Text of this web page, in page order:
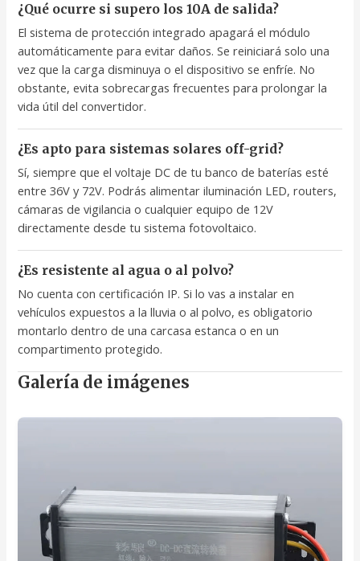
¿Qué ocurre si supero los 10A de salida?
El sistema de protección integrado apagará el módulo
automáticamente para evitar daños. Se reiniciará solo una
vez que la carga disminuya o el dispositivo se enfríe. No
obstante, evita sobrecargas frecuentes para prolongar la
vida útil del convertidor.
¿Es apto para sistemas solares off-grid?
Sí, siempre que el voltaje DC de tu banco de baterías esté
entre 36V y 72V. Podrás alimentar iluminación LED, routers,
cámaras de vigilancia o cualquier equipo de 12V
directamente desde tu sistema fotovoltaico.
¿Es resistente al agua o al polvo?
No cuenta con certificación IP. Si lo vas a instalar en
vehículos expuestos a la lluvia o al polvo, es obligatorio
montarlo dentro de una carcasa estanca o en un
compartimento protegido.
Galería de imágenes